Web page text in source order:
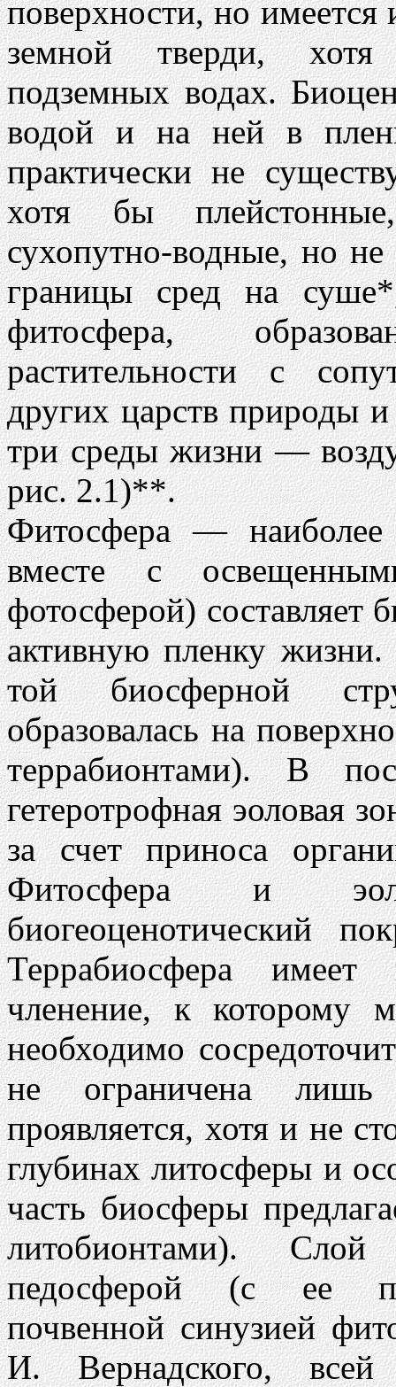
поверхности, но имеется
земной тверди,
подземных водах.
водой и на ней в
практически не
хотя бы
сухопутно-водные, но
границы сред на
фитосфера,
растительности с
других царств природы
три среды жизни —
рис. 2.1)**.
Фитосфера —
вместе с
фотосферой) составляет
активную пленку
той биосферной
образовалась на
террабионтами). В
гетеротрофная эоловая
за счет приноса
Фитосфера и
биогеоценотический
Террабиосфера имеет
членение, к которому
необходимо
не ограничена
проявляется, хотя и не
глубинах литосферы и
часть биосферы
литобионтами).
педосферой (с ее
почвенной синузией
И. Вернадского, всей